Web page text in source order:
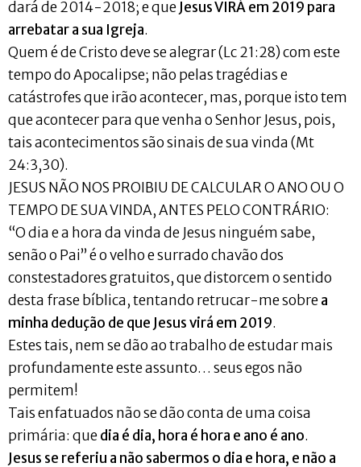
dará de 2014-2018; e queJesus VIRÁ em 2019 para
arrebatar a sua Igreja.
Quem é de Cristo deve se alegrar (Lc 21:28) com este
tempo do Apocalipse; não pelas tragédias e
catástrofes que irão acontecer, mas, porque isto tem
que acontecer para que venha o Senhor Jesus, pois,
tais acontecimentos são sinais de sua vinda (Mt
24:3,30).
JESUS NÃO NOS PROIBIU DE CALCULAR O ANO OU O
TEMPO DE SUA VINDA, ANTES PELO CONTRÁRIO:
“O dia e a hora da vinda de Jesus ninguém sabe,
senão o Pai” é o velho e surrado chavão dos
constestadores gratuitos, que distorcem o sentido
desta frase bíblica, tentando retrucar-me sobrea
minha dedução de que Jesus virá em 2019.
Estes tais, nem se dão ao trabalho de estudar mais
profundamente este assunto… seus egos não
permitem!
Tais enfatuados não se dão conta de uma coisa
primária: quedia é dia, hora é hora e ano é ano.
Jesus se referiu a não sabermos o dia e hora, e não a